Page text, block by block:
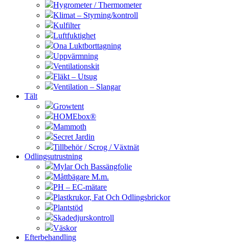
Hygrometer / Thermometer
Klimat – Styrning/kontroll
Kulfilter
Luftfuktighet
Ona Luktborttagning
Uppvärmning
Ventilationskit
Fläkt – Utsug
Ventilation – Slangar
Tält
Growtent
HOMEbox®
Mammoth
Secret Jardin
Tillbehör / Scrog / Växtnät
Odlingsutrustning
Mylar Och Bassängfolie
Måttbägare M.m.
PH – EC-mätare
Plastkrukor, Fat Och Odlingsbrickor
Plantstöd
Skadedjurskontroll
Väskor
Efterbehandling